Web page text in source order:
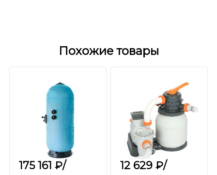
Похожие товары
175 161 ₽/ 12 629 ₽/